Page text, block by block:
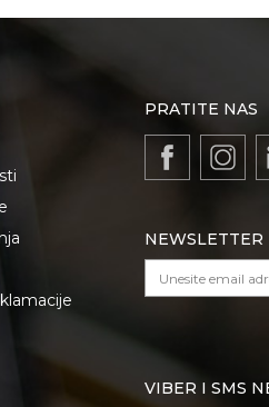
PRATITE NAS
NEWSLETTER
VIBER I SMS